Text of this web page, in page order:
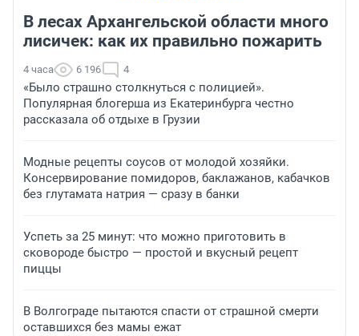
В лесах Архангельской области много
лисичек: как их правильно пожарить
4 часа 6 196 4
«Было страшно столкнуться с полицией».
Популярная блогерша из Екатеринбурга честно
рассказала об отдыхе в Грузии
Модные рецепты соусов от молодой хозяйки.
Консервирование помидоров, баклажанов, кабачков
без глутамата натрия — сразу в банки
Успеть за 25 минут: что можно приготовить в
сковороде быстро — простой и вкусный рецепт
пиццы
В Волгограде пытаются спасти от страшной смерти
оставшихся без мамы ежат